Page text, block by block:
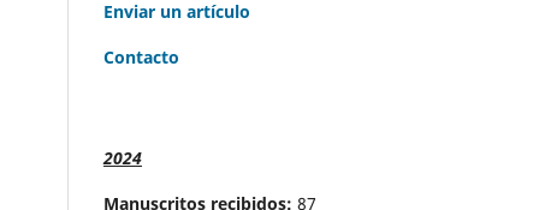
Enviar un artículo
Contacto
2024
Manuscritos recibidos: 87